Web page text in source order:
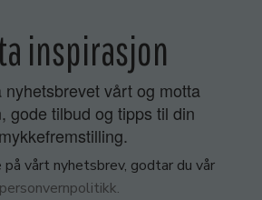
inspirasjon
nyhetsbrevet vårt og motta
gode tilbud og tipps til din
på vårt nyhetsbrev, godtar du vår
personvernpolitikk.